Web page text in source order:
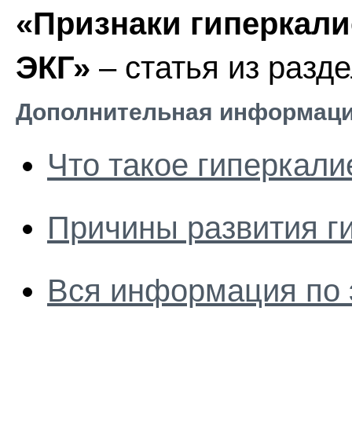
«Признаки
ЭКГ» – статья из
Дополнительная
Что такое
Причины развития
Вся информация по